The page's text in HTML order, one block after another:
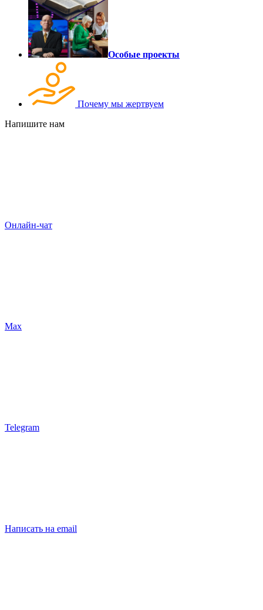
Особые проекты
Почему мы жертвуем
Напишите нам
Онлайн-чат
Max
Telegram
Написать на email